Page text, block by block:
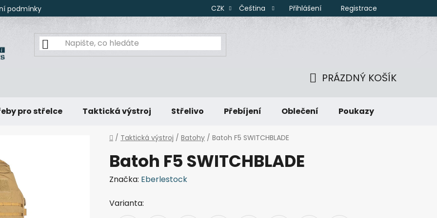
podmínky CZK Čeština Přihlášení Registrace
KOŠÍK
PRÁZDNÝ KOŠÍK
pro střelce Taktická výstroj Střelivo Přebíjení Oblečení Poukazy
Domů
/ Taktická výstroj / Batohy / Batoh F5 SWITCHBLADE
Batoh F5 SWITCHBLADE
Značka: Eberlestock
Varianta: